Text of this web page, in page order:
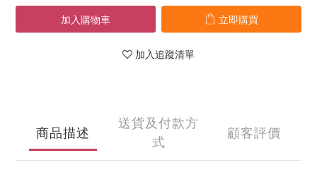
加入購物車 立即購買
加入追蹤清單
商品描述
送貨及付款方
式
顧客評價